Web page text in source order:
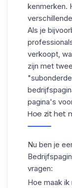
kenmerken.
verschillende
Als je
verkoopt,
zijn met
pagina's
Hoe zit het
Nu ben je
vragen:
Hoe maak